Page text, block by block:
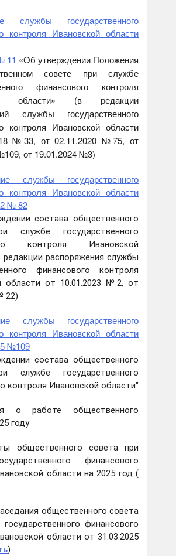
службы государственного
контроля Ивановской области
11 «Об утверждении Положения
совете при службе
финансового контроля
области» (в редакции
службы государственного
контроля Ивановской области
№33, от 02.11.2020 №75, от
от 19.01.2024 №3)
службы государственного
контроля Ивановской области
№ 82
состава общественного
службе государственного
контроля Ивановской
редакции распоряжения службы
финансового контроля
области от 10.01.2023 №2, от
22)
службы государственного
контроля Ивановской области
№109
состава общественного
службе государственного
контроля Ивановской области"
о работе общественного
году
общественного совета при
финансового
области на 2025 год (
общественного совета
финансового
области от 31.03.2025
)